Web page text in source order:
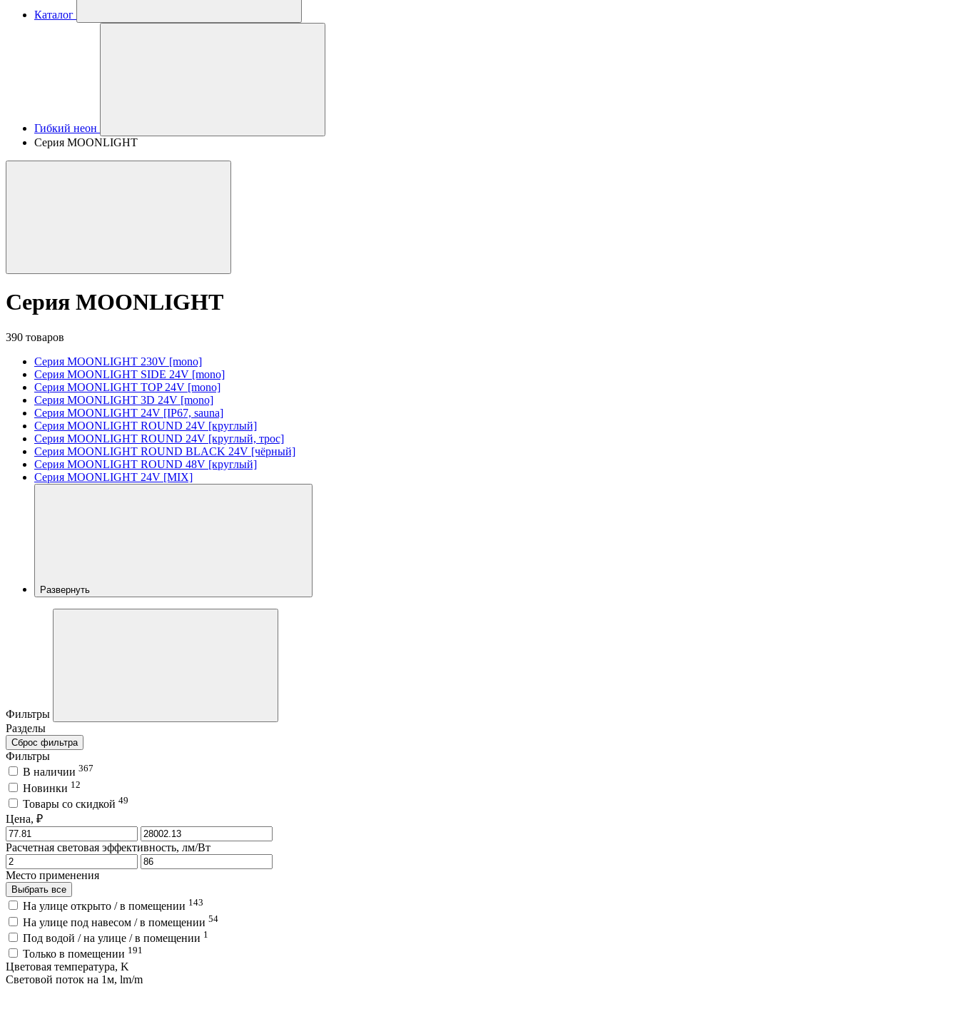
Каталог
Гибкий неон
Серия MOONLIGHT
Серия MOONLIGHT
390 товаров
Серия MOONLIGHT 230V [mono]
Серия MOONLIGHT SIDE 24V [mono]
Серия MOONLIGHT TOP 24V [mono]
Серия MOONLIGHT 3D 24V [mono]
Серия MOONLIGHT 24V [IP67, sauna]
Серия MOONLIGHT ROUND 24V [круглый]
Серия MOONLIGHT ROUND 24V [круглый, трос]
Серия MOONLIGHT ROUND BLACK 24V [чёрный]
Серия MOONLIGHT ROUND 48V [круглый]
Серия MOONLIGHT 24V [MIX]
Развернуть
Фильтры
Разделы
Сброс фильтра
Фильтры
В наличии 367
Новинки 12
Товары со скидкой 49
Цена, ₽
Расчетная световая эффективность, лм/Вт
Место применения
Выбрать все
На улице открыто / в помещении 143
На улице под навесом / в помещении 54
Под водой / на улице / в помещении 1
Только в помещении 191
Цветовая температура, K
Световой поток на 1м, lm/m